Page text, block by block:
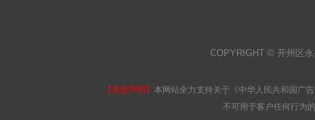
COPYRIGHT © 开州区
【免责声明】 本网站全力支持关于《中华人民共和国广
不可用于客户任何行为